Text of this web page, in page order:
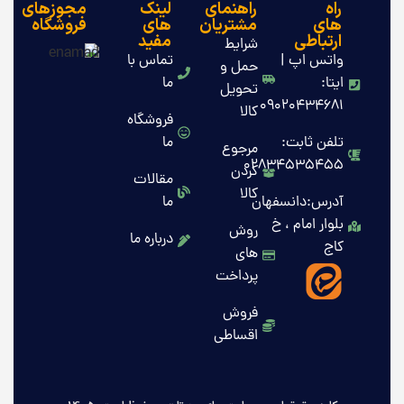
راه
های
ارتباطی
واتس اپ |
ایتا:
09020434681
تلفن ثابت:
02834535455
آدرس:دانسفهان
بلوار امام ، خ
کاج
راهنمای
مشتریان
شرایط
حمل و
تحویل
کالا
مرجوع
کردن
کالا
روش
های
پرداخت
فروش
اقساطی
لینک
های
مفید
تماس با
ما
فروشگاه
ما
مقالات
ما
درباره ما
مجوزهای
فروشگاه